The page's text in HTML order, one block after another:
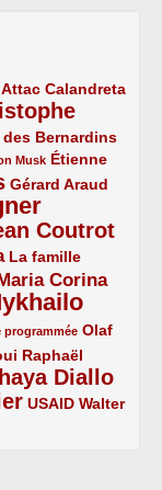
Attac Calandreta
Bernardins
Musk Étienne
Gérard Araud
Coutrot
La famille
Corina
programmée Olaf
Raphaël
Diallo
USAID Walter